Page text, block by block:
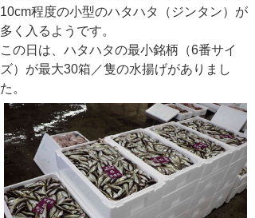
10cm程度の小型のハタハタ（ジンタン）が
多く入るようです。
この日は、ハタハタの最小銘柄（6番サイ
ズ）が最大30箱／隻の水揚げがありまし
た。